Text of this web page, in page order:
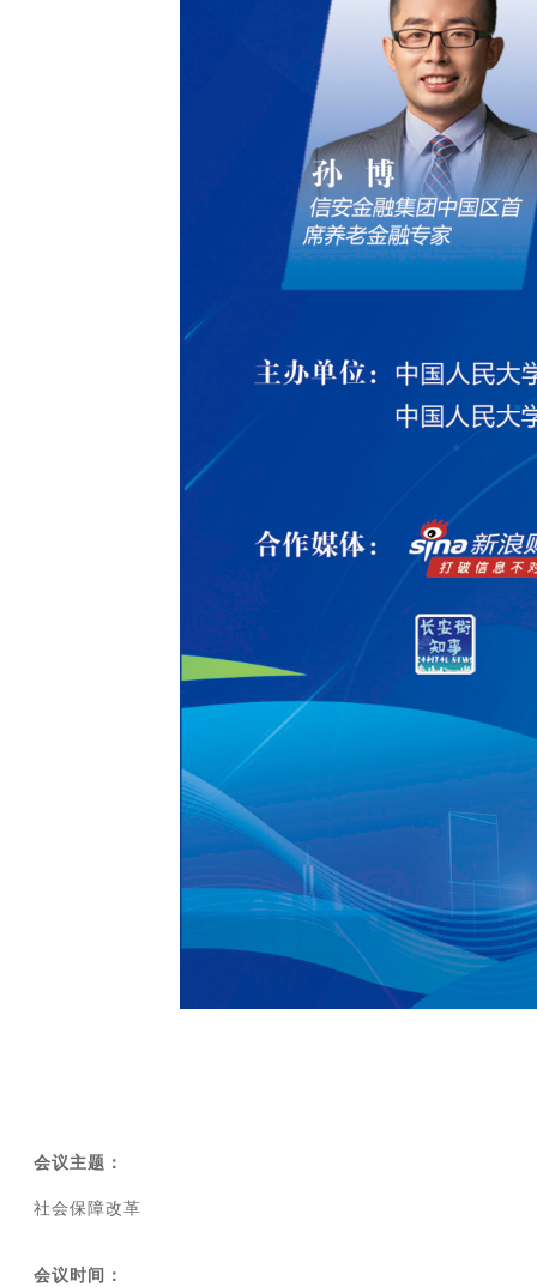
会议主题：
社会保障改革
会议时间：